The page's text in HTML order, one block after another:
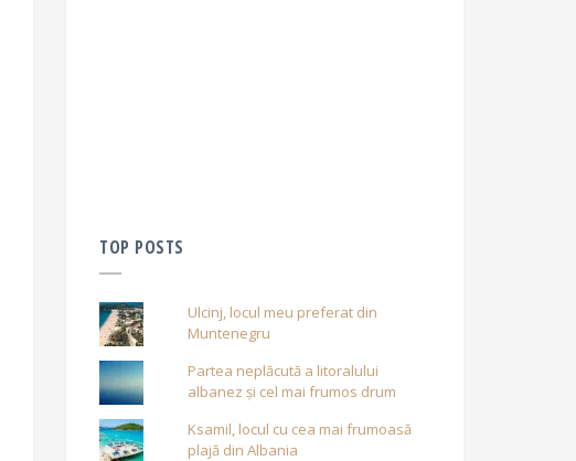
TOP POSTS
Ulcinj, locul meu preferat din
Muntenegru
Partea neplăcută a litoralului
albanez și cel mai frumos drum
Ksamil, locul cu cea mai frumoasă
plajă din Albania